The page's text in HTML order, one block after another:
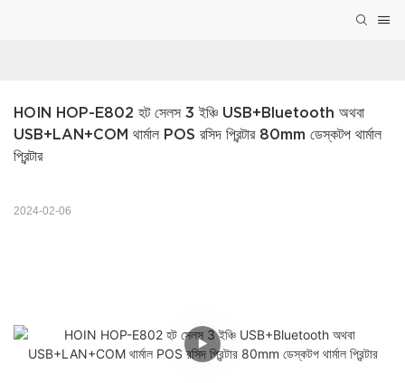
HOIN HOP-E802 হট সেলস 3 ইঞ্চি USB+Bluetooth অথবা
USB+LAN+COM থার্মাল POS রসিদ প্রিন্টার 80mm ডেস্কটপ থার্মাল
প্রিন্টার
2024-02-06